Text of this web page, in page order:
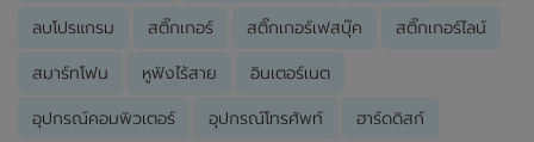
ลบโปรแกรม สติ๊กเกอร์ สติ๊กเกอร์เฟสบุ๊ค สติ๊กเกอร์ไลน์
สมาร์ทโฟน หูฟังไร้สาย อินเตอร์เนต
อุปกรณ์คอมพิวเตอร์ อุปกรณ์โทรศัพท์ ฮาร์ดดิสก์